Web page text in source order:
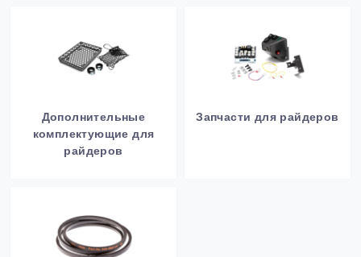
Дополнительные
комплектующие для
райдеров
Запчасти для райдеров